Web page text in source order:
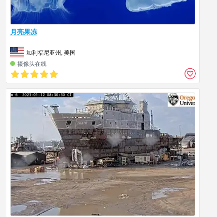
月亮果冻
加利福尼亚州, 美国
摄像头在线